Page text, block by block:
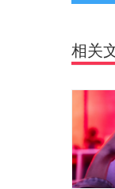
相关